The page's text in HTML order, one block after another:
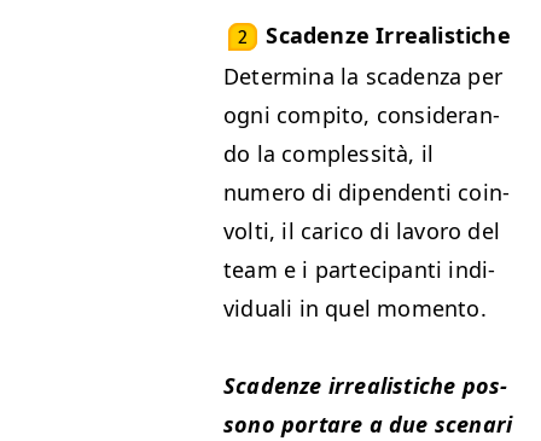
2
Sca­den­ze Irrealistiche
Deter­mi­na la sca­den­za per
ogni com­pi­to, con­sideran­
do la com­p­lessità, il
numero di dipen­den­ti coin­
volti, il cari­co di lavoro del
team e i parte­ci­pan­ti indi­
vid­u­ali in quel momento.
Sca­den­ze irre­al­is­tiche pos­
sono portare a due sce­nari